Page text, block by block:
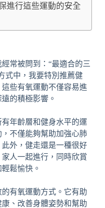
進行這些運動的安全
常被問到：“最適合的三
式中，我要特別推薦健
些有氧運動不僅容易進
的積極影響。
年齡層和健身水平的運
不僅能夠幫助加強心肺
外，健走還是一種很好
人一起進行，同時欣賞
鬆愉快。
有氧運動方式。它有助
、改善身體姿勢和幫助